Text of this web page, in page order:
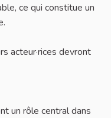
ce qui constitue un
acteur·rices devront
un rôle central dans